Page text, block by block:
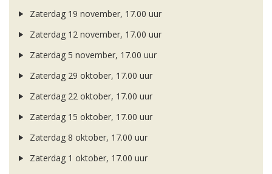
Zaterdag 19 november, 17.00 uur
Zaterdag 12 november, 17.00 uur
Zaterdag 5 november, 17.00 uur
Zaterdag 29 oktober, 17.00 uur
Zaterdag 22 oktober, 17.00 uur
Zaterdag 15 oktober, 17.00 uur
Zaterdag 8 oktober, 17.00 uur
Zaterdag 1 oktober, 17.00 uur